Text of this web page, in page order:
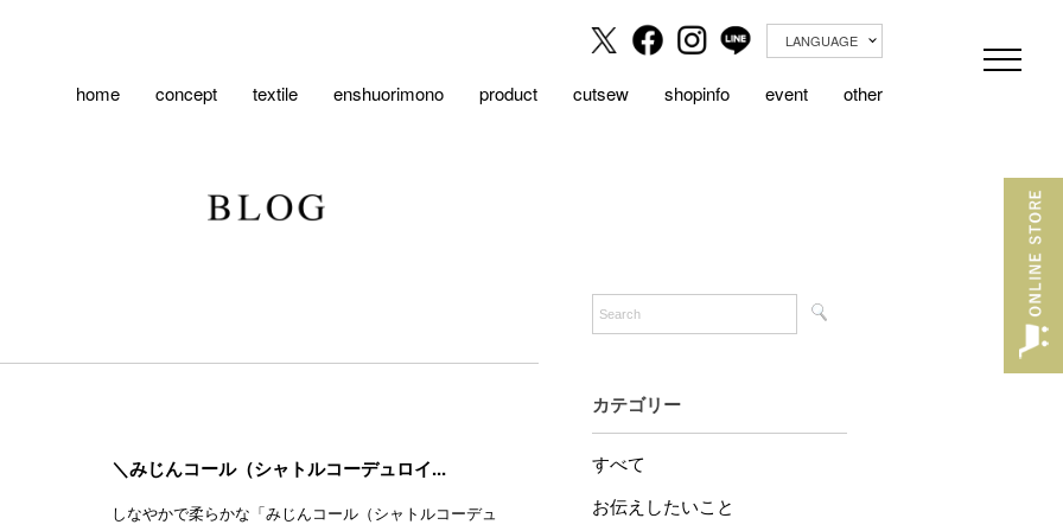
LANGUAGE
home concept textile enshuorimono product cutsew shopinfo event other
＼みじんコール（シャトルコーデュロイ...
しなやかで柔らかな「みじんコール（シャトルコーデュ
カテゴリー
すべて
お伝えしたいこと